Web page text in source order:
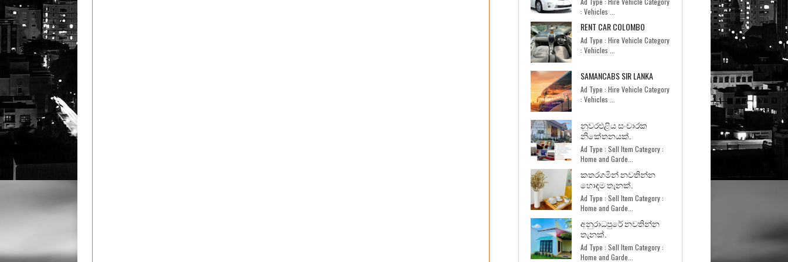
: Vehicles ...
RENT CAR COLOMBO
Ad Type : Hire Vehicle Category
: Vehicles ...
SAMANCABS SIR LANKA
Ad Type : Hire Vehicle Category
: Vehicles ...
නුවරඑළිය සංචාරක
නිකේතනයක්.
Ad Type : Sell Item Category :
Home and Garde...
කතරගමින් නවතින්න
හොඳම තැනක්.
Ad Type : Sell Item Category :
Home and Garde...
අනුරාධපුරේ නවතින්න
තැනක්.
Ad Type : Sell Item Category :
Home and Garde...